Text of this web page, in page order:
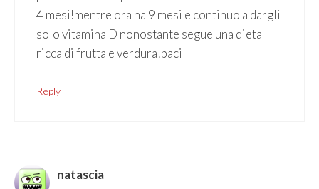
4 mesi!mentre ora ha 9 mesi e continuo a dargli
solo vitamina D nonostante segue una dieta
ricca di frutta e verdura!baci
Reply
natascia